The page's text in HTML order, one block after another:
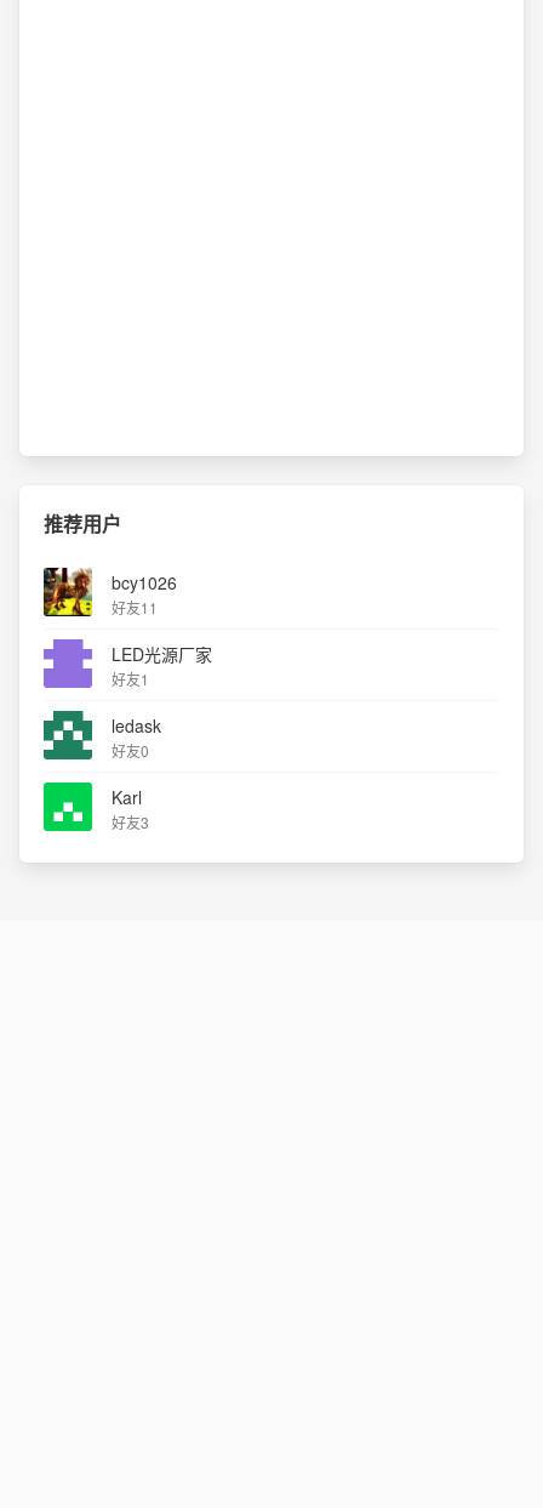
推荐用户
bcy1026
好友11
LED光源厂家
好友1
ledask
好友0
Karl
好友3